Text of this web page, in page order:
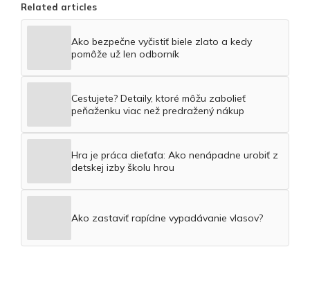
Related articles
Ako bezpečne vyčistiť biele zlato a kedy
pomôže už len odborník
Cestujete? Detaily, ktoré môžu zabolieť
peňaženku viac než predražený nákup
Hra je práca dieťaťa: Ako nenápadne urobiť z
detskej izby školu hrou
Ako zastaviť rapídne vypadávanie vlasov?